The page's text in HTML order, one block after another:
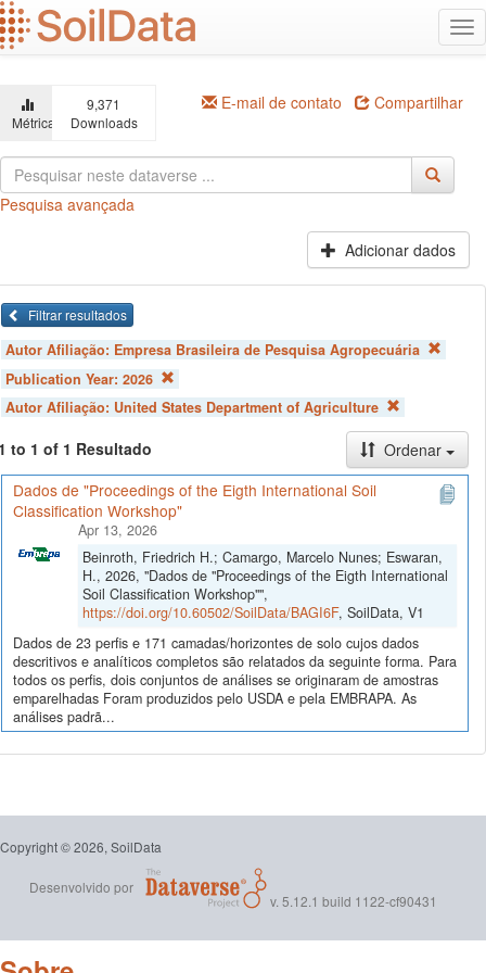
Ir
para
o
principal
Métricas
9,371
Downloads
E-mail de contato Compartilhar
Pesquisa avançada
Adicionar dados
Filtrar resultados
Autor Afiliação: Empresa Brasileira de Pesquisa Agropecuária
Publication Year: 2026
Autor Afiliação: United States Department of Agriculture
to 1 of 1 Resultado
Ordenar
Dados de "Proceedings of the Eigth International Soil
Classification Workshop"
Apr 13, 2026
Beinroth, Friedrich H.; Camargo, Marcelo Nunes; Eswaran,
H., 2026, "Dados de "Proceedings of the Eigth International
Soil Classification Workshop"",
https://doi.org/10.60502/SoilData/BAGI6F, SoilData, V1
Dados de 23 perfis e 171 camadas/horizontes de solo cujos dados
descritivos e analíticos completos são relatados da seguinte forma. Para
todos os perfis, dois conjuntos de análises se originaram de amostras
emparelhadas Foram produzidos pelo USDA e pela EMBRAPA. As
análises padrã...
Copyright © 2026, SoilData
Desenvolvido por
v. 5.12.1 build 1122-cf90431